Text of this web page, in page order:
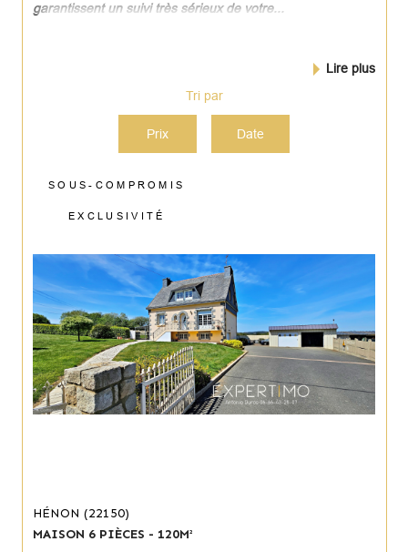
garantissent un suivi très sérieux de votre...
Lire plus
Tri par
Prix Date
SOUS-COMPROMIS
EXCLUSIVITÉ
HÉNON (22150)
MAISON 6 PIÈCES - 120M²